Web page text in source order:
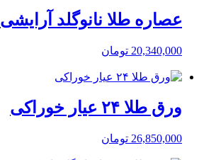
عصاره طلا نانوگلد آرایشی
20,340,000 تومان
ورق طلا ۲۴ عیار خوراکی
26,850,000 تومان